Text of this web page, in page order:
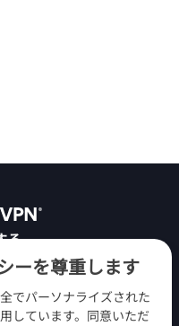
ーを尊重します
でパーソナライズされた
しています。同意いただ
る